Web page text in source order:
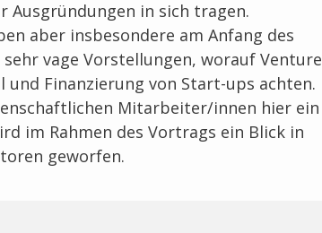
Ausgründungen in sich tragen.
aber insbesondere am Anfang des
vage Vorstellungen, worauf Venture
Finanzierung von Start-ups achten.
Mitarbeiter/innen hier ein
im Rahmen des Vortrags ein Blick in
geworfen.